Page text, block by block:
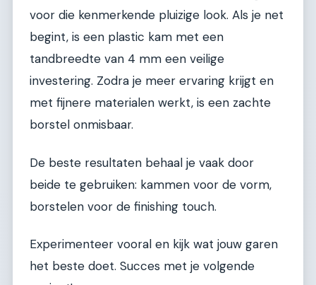
voor die kenmerkende pluizige look. Als je net
begint, is een plastic kam met een
tandbreedte van 4 mm een veilige
investering. Zodra je meer ervaring krijgt en
met fijnere materialen werkt, is een zachte
borstel onmisbaar.
De beste resultaten behaal je vaak door
beide te gebruiken: kammen voor de vorm,
borstelen voor de finishing touch.
Experimenteer vooral en kijk wat jouw garen
het beste doet. Succes met je volgende